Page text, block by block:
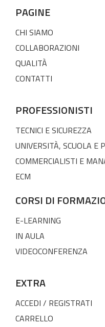
PAGINE
CHI SIAMO
COLLABORAZIONI
QUALITÀ
CONTATTI
PROFESSIONISTI
TECNICI E SICUREZZA
UNIVERSITÀ, SCUOLA E
COMMERCIALISTI E
ECM
CORSI DI
E-LEARNING
IN AULA
VIDEOCONFERENZA
EXTRA
ACCEDI / REGISTRATI
CARRELLO